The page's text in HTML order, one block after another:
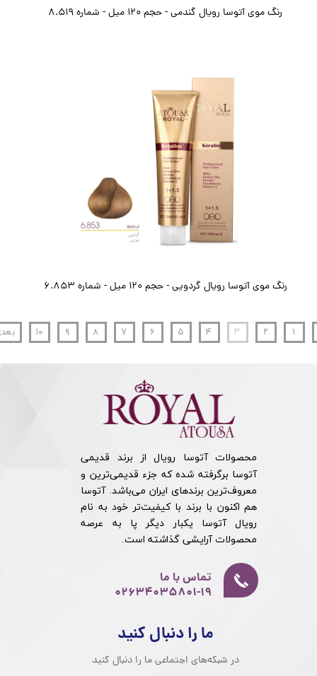
رنگ موی آتوسا رویال گندمی - حجم ۱۲۰ میل - شماره 8.519
رنگ موی آتوسا رویال گردویی - حجم ۱۲۰ میل - شماره 6.853
۱ ۲ ۳ ۴ ۵ ۶ ۷ ۸ ۹ ۱۰
محصولات آتوسا رویال از برند قدیمی
آتوسا برگرفته شده که جزء قدیمی‌ترین و
معروف‌ترین برندهای ایران می‌باشد. آتوسا
هم اکنون با برند با کیفیت‌تر خود به نام
رویال آتوسا یکبار دیگر پا به عرصه
محصولات آرایشی گذاشته است.​​​​​​​
تماس با ما
02634035801-19​​​​​​​
در شبکه‌های اجتماعی ما را دنبال کنید
ما را دنبال کنید